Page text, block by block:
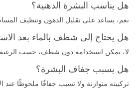
هل يناسب البشرة الدهنية؟
نعم، يساعد على تقليل الدهون وتنظيف
هل يحتاج إلى شطف بالماء بعد
لا، يمكن استخدامه دون شطف، حسب
هل يسبب جفاف البشرة؟
تركيبته متوازنة ولا تسبب جفافًا ملحوظًا عند